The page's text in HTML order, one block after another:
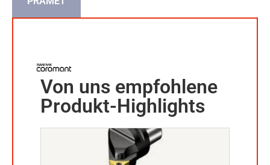
Von uns empfohlene
Produkt-Highlights